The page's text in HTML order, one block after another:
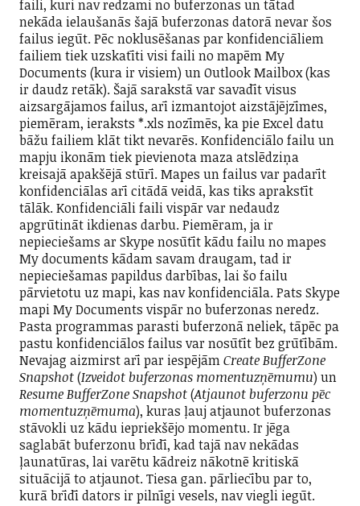
faili, kuri nav redzami no buferzonas un tātad
nekāda ielaušanās šajā buferzonas datorā nevar šos
failus iegūt. Pēc noklusēšanas par konfidenciāliem
failiem tiek uzskatīti visi faili no mapēm My
Documents (kura ir visiem) un Outlook Mailbox (kas
ir daudz retāk). Šajā sarakstā var savadīt visus
aizsargājamos failus, arī izmantojot aizstājējzīmes,
piemēram, ieraksts *.xls nozīmēs, ka pie Excel datu
bāžu failiem klāt tikt nevarēs. Konfidenciālo failu un
mapju ikonām tiek pievienota maza atslēdziņa
kreisajā apakšējā stūrī. Mapes un failus var padarīt
konfidenciālas arī citādā veidā, kas tiks aprakstīt
tālāk. Konfidenciāli faili vispār var nedaudz
apgrūtināt ikdienas darbu. Piemēram, ja ir
nepieciešams ar Skype nosūtīt kādu failu no mapes
My documents kādam savam draugam, tad ir
nepieciešamas papildus darbības, lai šo failu
pārvietotu uz mapi, kas nav konfidenciāla. Pats Skype
mapi My Documents vispār no buferzonas neredz.
Pasta programmas parasti buferzonā neliek, tāpēc pa
pastu konfidenciālos failus var nosūtīt bez grūtībām.
Nevajag aizmirst arī par iespējāmCreate BufferZone
Snapshot(Izveidot buferzonas momentuzņēmumu) un
Resume BufferZone Snapshot(Atjaunot buferzonu pēc
momentuzņēmuma), kuras ļauj atjaunot buferzonas
stāvokli uz kādu iepriekšējo momentu. Ir jēga
saglabāt buferzonu brīdī, kad tajā nav nekādas
ļaunatūras, lai varētu kādreiz nākotnē kritiskā
situācijā to atjaunot. Tiesa gan. pārliecību par to,
kurā brīdī dators ir pilnīgi vesels, nav viegli iegūt.